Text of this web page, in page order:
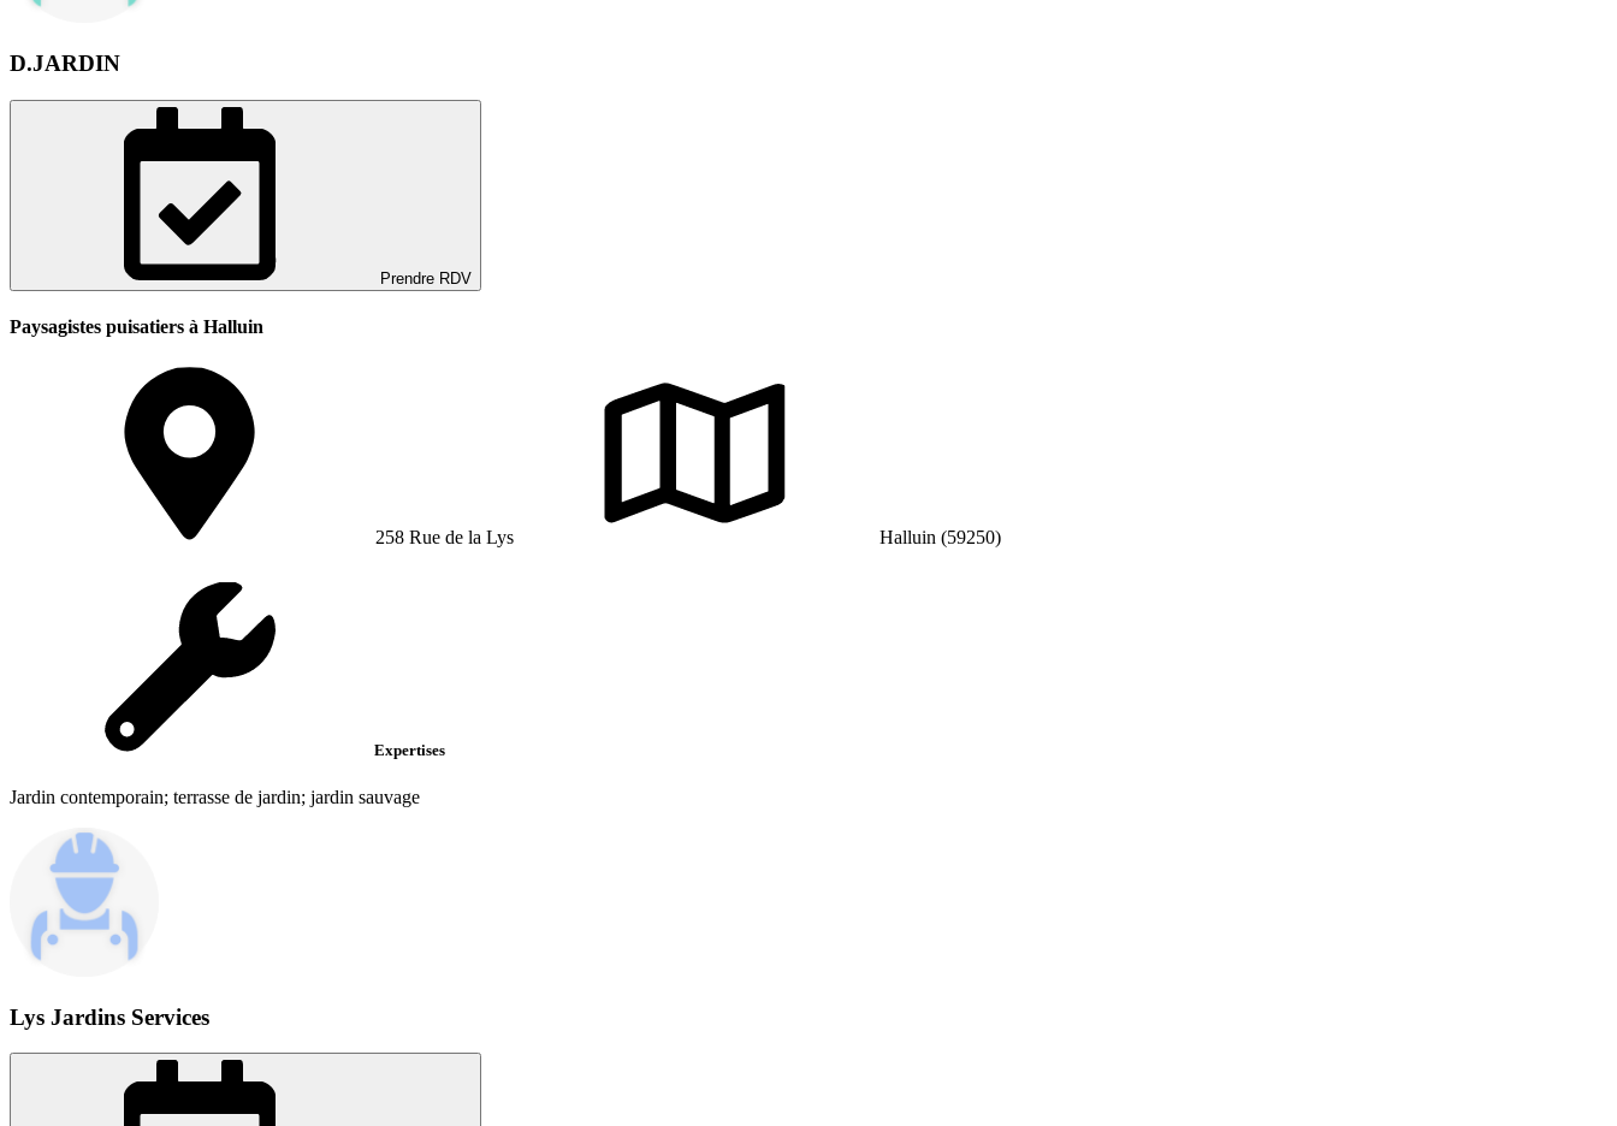
D.JARDIN
Prendre RDV
Paysagistes puisatiers à Halluin
258 Rue de la Lys Halluin (59250)
Expertises
Jardin contemporain; terrasse de jardin; jardin sauvage
Lys Jardins Services